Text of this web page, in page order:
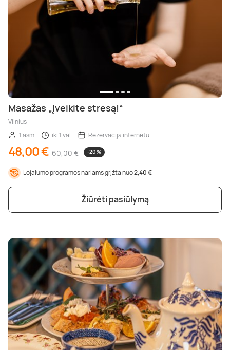
Masažas „Įveikite stresą!“
Vilnius
1 asm.
iki 1 val. Rezervacija internetu
48,00 € 60,00 € -20 %
Lojalumo programos nariams grįžta nuo2,40 €
Žiūrėti pasiūlymą